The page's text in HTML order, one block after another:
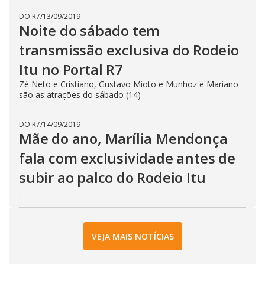
DO R7/13/09/2019
Noite do sábado tem
transmissão exclusiva do Rodeio
Itu no Portal R7
Zé Neto e Cristiano, Gustavo Mioto e Munhoz e Mariano
são as atrações do sábado (14)
DO R7/14/09/2019
Mãe do ano, Marília Mendonça
fala com exclusividade antes de
subir ao palco do Rodeio Itu
.
VEJA MAIS NOTÍCIAS